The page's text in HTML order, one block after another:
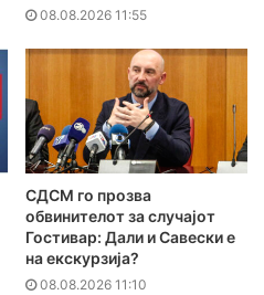
08.08.2026 11:55
СДСМ го прозва
обвинителот за случајот
Гостивар: Дали и Савески е
на екскурзија?
08.08.2026 11:10